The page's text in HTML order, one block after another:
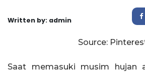
Written by: admin
Source:
Saat memasuki musim hujan